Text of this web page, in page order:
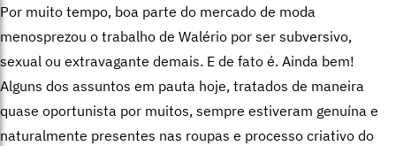
Por muito tempo, boa parte do mercado de moda
menosprezou o trabalho de Walério por ser subversivo,
sexual ou extravagante demais. E de fato é. Ainda bem!
Alguns dos assuntos em pauta hoje, tratados de maneira
quase oportunista por muitos, sempre estiveram genuína e
naturalmente presentes nas roupas e processo criativo do